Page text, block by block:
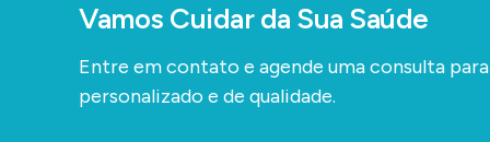
Vamos Cuidar da Sua Saúde
Entre em contato e agende uma consulta
personalizado e de qualidade.